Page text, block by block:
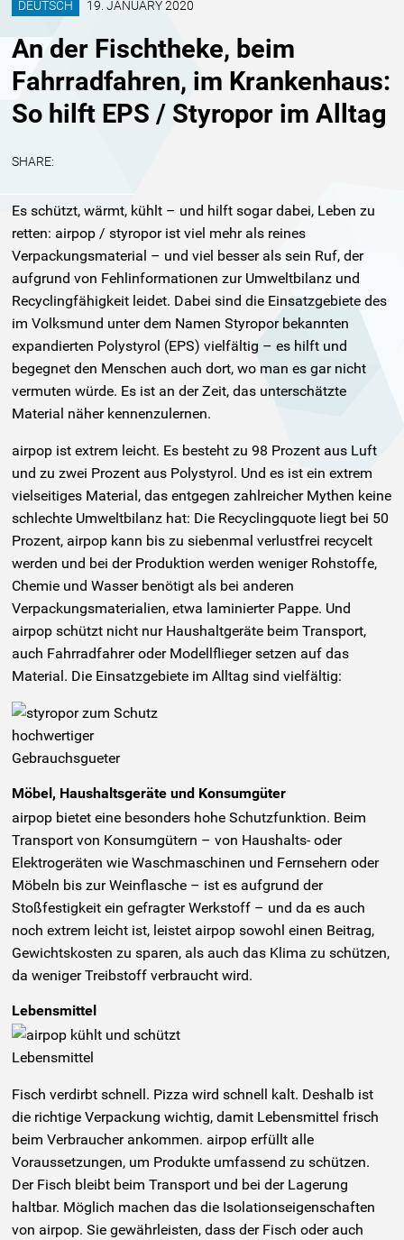
An der Fischtheke, beim
Fahrradfahren, im Krankenhaus:
So hilft EPS / Styropor im Alltag
DEUTSCH 19. JANUARY 2020
SHARE:
Es schützt, wärmt, kühlt – und hilft sogar dabei, Leben zu
retten: airpop / styropor ist viel mehr als reines
Verpackungsmaterial – und viel besser als sein Ruf, der
aufgrund von Fehlinformationen zur Umweltbilanz und
Recyclingfähigkeit leidet. Dabei sind die Einsatzgebiete des
im Volksmund unter dem Namen Styropor bekannten
expandierten Polystyrol (EPS) vielfältig – es hilft und
begegnet den Menschen auch dort, wo man es gar nicht
vermuten würde. Es ist an der Zeit, das unterschätzte
Material näher kennenzulernen.
airpop ist extrem leicht. Es besteht zu 98 Prozent aus Luft
und zu zwei Prozent aus Polystyrol. Und es ist ein extrem
vielseitiges Material, das entgegen zahlreicher Mythen keine
schlechte Umweltbilanz hat: Die Recyclingquote liegt bei 50
Prozent, airpop kann bis zu siebenmal verlustfrei recycelt
werden und bei der Produktion werden weniger Rohstoffe,
Chemie und Wasser benötigt als bei anderen
Verpackungsmaterialien, etwa laminierter Pappe. Und
airpop schützt nicht nur Haushaltgeräte beim Transport,
auch Fahrradfahrer oder Modellflieger setzen auf das
Material. Die Einsatzgebiete im Alltag sind vielfältig:
Möbel, Haushaltsgeräte und Konsumgüter
airpop bietet eine besonders hohe Schutzfunktion. Beim
Transport von Konsumgütern – von Haushalts- oder
Elektrogeräten wie Waschmaschinen und Fernsehern oder
Möbeln bis zur Weinflasche – ist es aufgrund der
Stoßfestigkeit ein gefragter Werkstoff – und da es auch
noch extrem leicht ist, leistet airpop sowohl einen Beitrag,
Gewichtskosten zu sparen, als auch das Klima zu schützen,
da weniger Treibstoff verbraucht wird.
Lebensmittel
Fisch verdirbt schnell. Pizza wird schnell kalt. Deshalb ist
die richtige Verpackung wichtig, damit Lebensmittel frisch
beim Verbraucher ankommen. airpop erfüllt alle
Voraussetzungen, um Produkte umfassend zu schützen.
Der Fisch bleibt beim Transport und bei der Lagerung
haltbar. Möglich machen das die Isolationseigenschaften
von airpop. Sie gewährleisten, dass der Fisch oder auch